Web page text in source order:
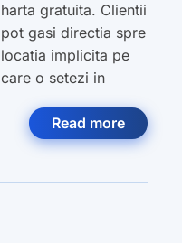
harta gratuita. Clientii
pot gasi directia spre
locatia implicita pe
care o setezi in
Read more